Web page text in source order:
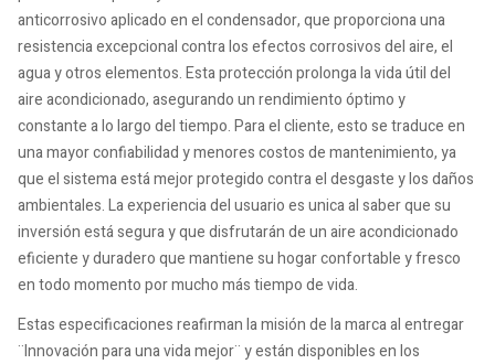
anticorrosivo aplicado en el condensador, que proporciona una
resistencia excepcional contra los efectos corrosivos del aire, el
agua y otros elementos. Esta protección prolonga la vida útil del
aire acondicionado, asegurando un rendimiento óptimo y
constante a lo largo del tiempo. Para el cliente, esto se traduce en
una mayor confiabilidad y menores costos de mantenimiento, ya
que el sistema está mejor protegido contra el desgaste y los daños
ambientales. La experiencia del usuario es unica al saber que su
inversión está segura y que disfrutarán de un aire acondicionado
eficiente y duradero que mantiene su hogar confortable y fresco
en todo momento por mucho más tiempo de vida.
Estas especificaciones reafirman la misión de la marca al entregar
¨Innovación para una vida mejor¨ y están disponibles en los